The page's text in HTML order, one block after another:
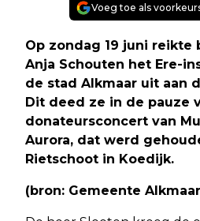
Voeg toe als
Op zondag 19 juni reikte
Anja Schouten het Ere-
de stad Alkmaar uit aan
Dit deed ze in de pauze
donateursconcert van
Aurora, dat werd
Rietschoot in Koedijk.
(bron: Gemeente